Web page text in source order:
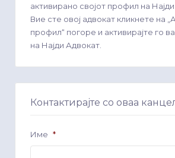
активирано својот профил на
Вие сте овој адвокат кликнете на
профил“ погоре и активирајте го
на Најди Адвокат.
Контактирајте со оваа
Име *